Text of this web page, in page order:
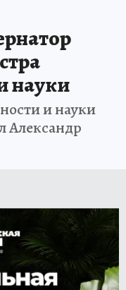
науки
и науки
Александр